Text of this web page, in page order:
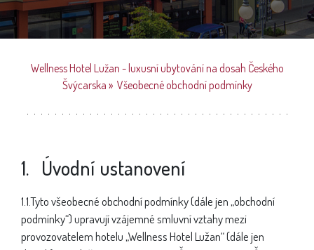
Wellness Hotel Lužan - luxusní ubytování na dosah Českého
Švýcarska » Všeobecné obchodní podmínky
1. Úvodní ustanovení
1.1.Tyto všeobecné obchodní podmínky (dále jen „obchodní
podmínky“) upravují vzájemné smluvní vztahy mezi
provozovatelem hotelu „Wellness Hotel Lužan“ (dále jen